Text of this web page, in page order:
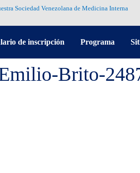
Sociedad Venezolana de Medicina Interna
de inscripción Programa
Brito-